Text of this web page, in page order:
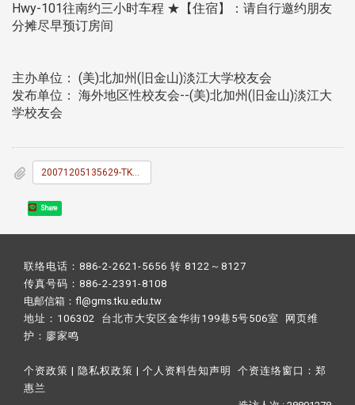
Hwy-101往南约三小时车程 ★【住宿】：请自行邀约朋友
分摊尽早预订房间
主办单位： (美)北加州(旧金山)淡江大学校友会
发布单位： 海外地区性校友会--(美)北加州(旧金山)淡江大
学校友会
20071205135629-TKU_News_034.doc
Share
联络电话：886-2-2621-5656 转 8122～8127
传真号码：886-2-2391-8108
电邮信箱：fl@gms.tku.edu.tw
地址：106302 台北市大安区金华街199巷5号506室 网页维
护： 廖家鸣​
个资政策 | 隐私权政策 | 个人资料告知声明 个资连络窗口： 郑
惠兰